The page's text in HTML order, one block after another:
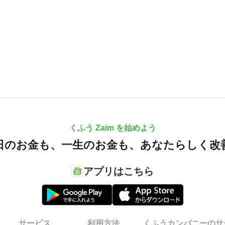
くふう Zaim を始めよう
のお金も、 一生のお金も、 あなたらしく改
アプリはこちら
サービス 利用方法 くふうカンパニーの